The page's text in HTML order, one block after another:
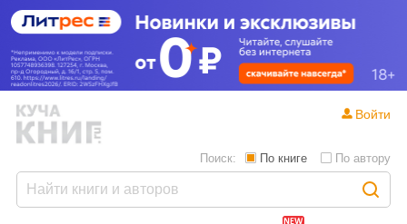
Поиск: По книге По автору
Войти